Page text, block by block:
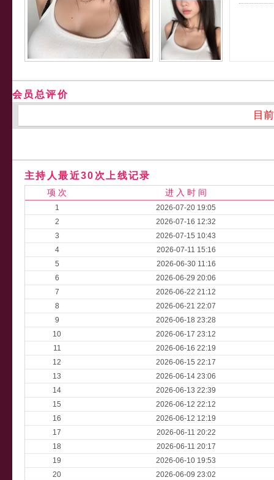
会员总评价
目
主持人最近30次上线记录
项 次 进 入 时 间
1
2026-07-20 19:05
2
2026-07-16 12:32
3
2026-07-15 10:43
4
2026-07-11 15:16
5
2026-06-30 11:16
6
2026-06-29 20:06
7
2026-06-22 21:12
8
2026-06-21 22:07
9
2026-06-18 23:28
10
2026-06-17 23:12
11
2026-06-16 22:19
12
2026-06-15 22:17
13
2026-06-14 23:06
14
2026-06-13 22:39
15
2026-06-12 22:12
16
2026-06-12 12:19
17
2026-06-11 20:22
18
2026-06-11 20:17
19
2026-06-10 19:53
20
2026-06-09 23:02